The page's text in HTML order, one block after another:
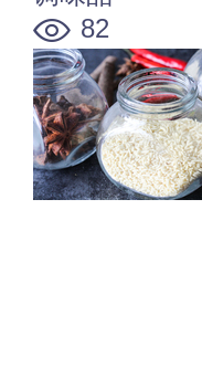
82